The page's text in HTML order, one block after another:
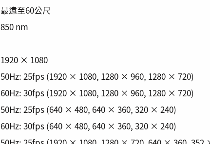
最遠至60公尺
850 nm
1920 × 1080
50Hz: 25fps (1920 × 1080, 1280 × 960, 1280 × 720)
60Hz: 30fps (1920 × 1080, 1280 × 960, 1280 × 720)
50Hz: 25fps (640 × 480, 640 × 360, 320 × 240)
60Hz: 30fps (640 × 480, 640 × 360, 320 × 240)